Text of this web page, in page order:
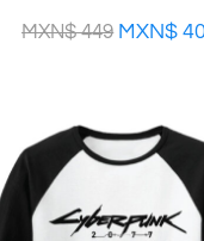
MXN$449 MXN$